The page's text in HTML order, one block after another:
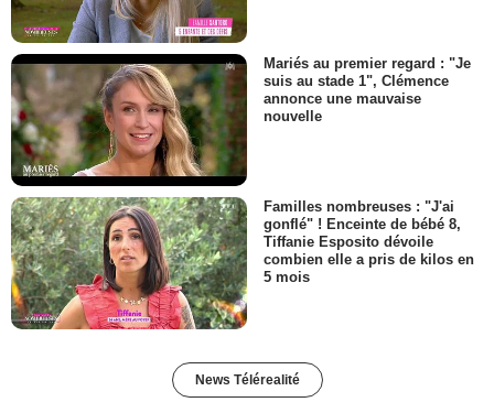
Mariés au premier regard : "Je
suis au stade 1", Clémence
annonce une mauvaise
nouvelle
Familles nombreuses : "J'ai
gonflé" ! Enceinte de bébé 8,
Tiffanie Esposito dévoile
combien elle a pris de kilos en
5 mois
News Télérealité